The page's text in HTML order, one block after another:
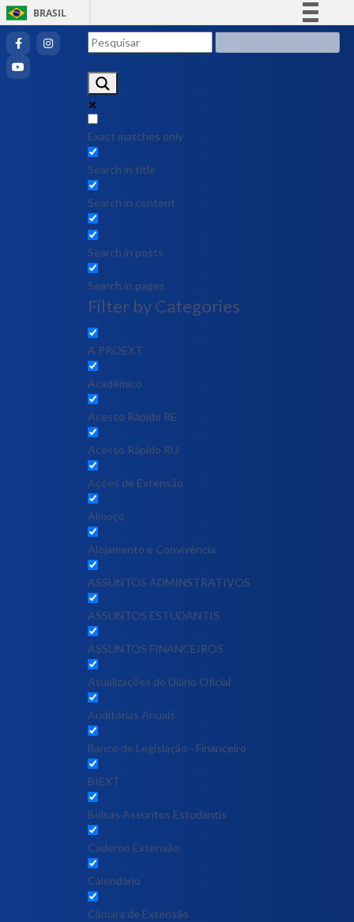
BRASIL
Exact matches only
Search in title
Search in content
Search in posts
Search in pages
Filter by Categories
A PROEXT
Acadêmico
Acesso Rápido RE
Acesso Rápido RU
Ações de Extensão
Almoço
Alojamento e Convivência
ASSUNTOS ADMINSTRATIVOS
ASSUNTOS ESTUDANTIS
ASSUNTOS FINANCEIROS
Atualizações do Diário Oficial
Auditórias Anuais
Banco de Legislação - Financeiro
BIEXT
Bolsas Assuntos Estudantis
Caderno Extensão
Calendário
Câmara de Extensão